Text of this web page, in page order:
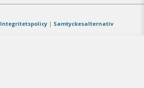
Integritetspolicy | Samtyckesalternativ